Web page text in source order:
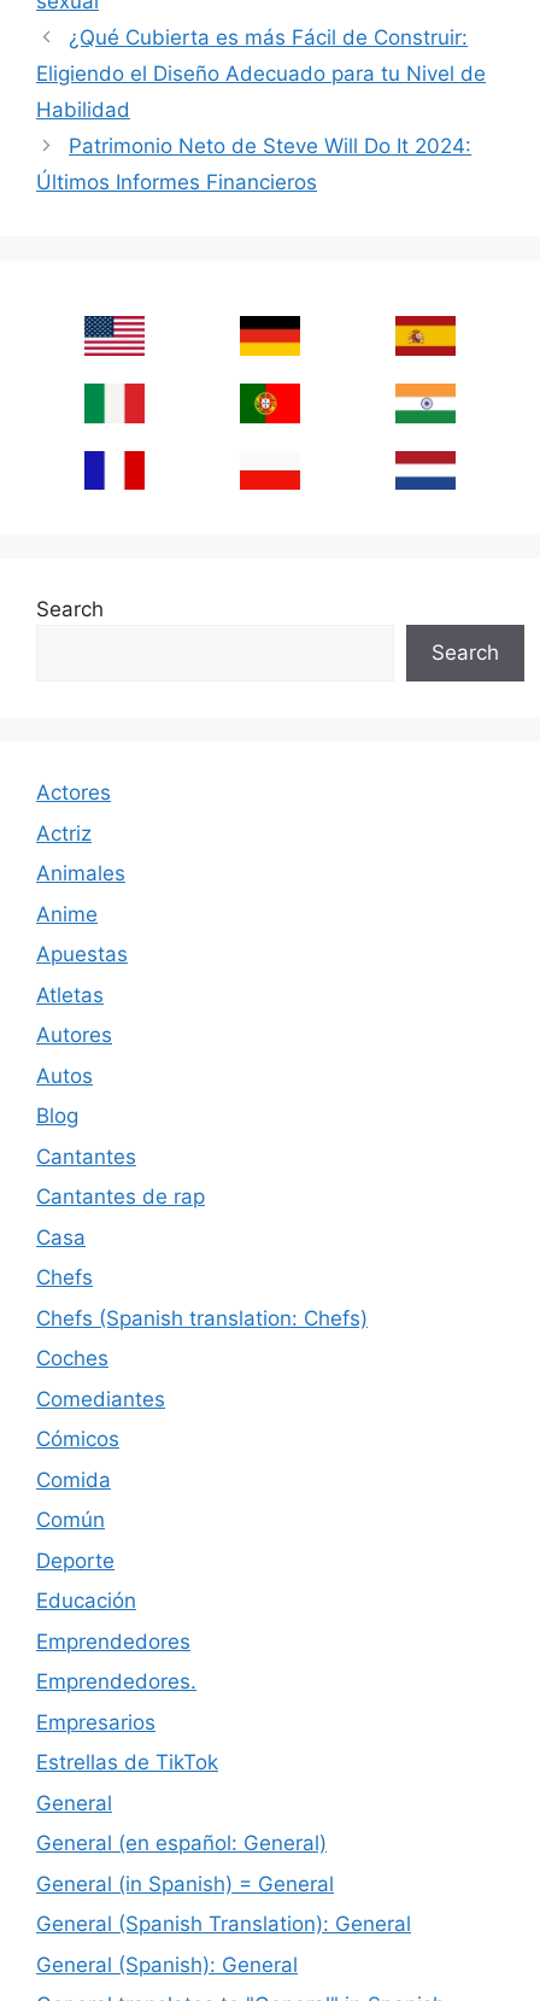
¿Qué Cubierta es más Fácil de Construir:
Eligiendo el Diseño Adecuado para tu Nivel de
Habilidad
Patrimonio Neto de Steve Will Do It 2024:
Últimos Informes Financieros
Search
Search
Actores
Actriz
Animales
Anime
Apuestas
Atletas
Autores
Autos
Blog
Cantantes
Cantantes de rap
Casa
Chefs
Chefs (Spanish translation: Chefs)
Coches
Comediantes
Cómicos
Comida
Común
Deporte
Educación
Emprendedores
Emprendedores.
Empresarios
Estrellas de TikTok
General
General (en español: General)
General (in Spanish) = General
General (Spanish Translation): General
General (Spanish): General